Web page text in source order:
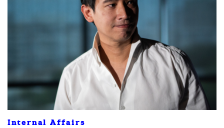
Internal Affairs